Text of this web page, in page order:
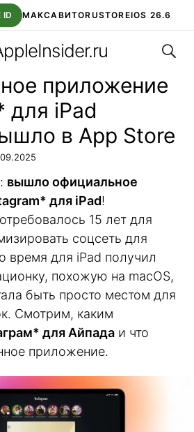
МАКСАВИТОRUSTOREIOS 26.6
ОНЛАЙН ЧАТ В ROBLOX
приложение
для iPad
в App Store
вышло официальное
для iPad!
15 лет для
соцсеть для
время для iPad получил
похожую на macOS,
быть просто местом для
Смотрим, каким
для Айпада и что
приложение.